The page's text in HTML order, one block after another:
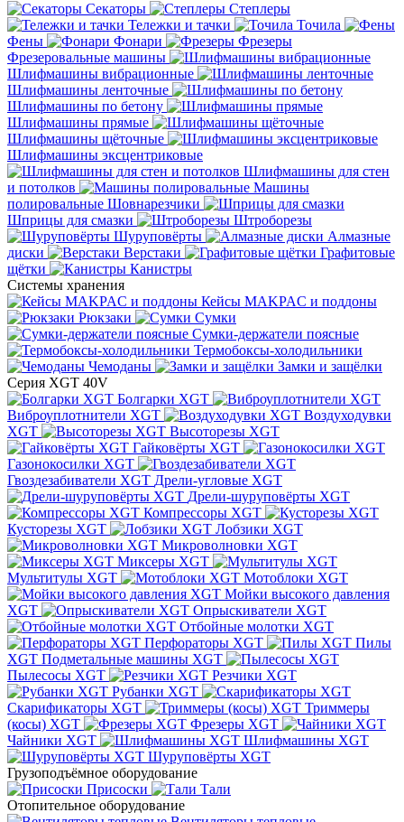
Секаторы
Степлеры
Тележки и тачки
Точила
Фены
Фонари
Фрезеры
Фрезеровальные машины
Шлифмашины вибрационные
Шлифмашины ленточные
Шлифмашины по бетону
Шлифмашины прямые
Шлифмашины щёточные
Шлифмашины эксцентриковые
Шлифмашины для стен
и потолков
Машины
полировальные Шовнарезчики
Шприцы для смазки
Штроборезы
Шуруповёрты
Алмазные
диски
Верстаки
Графитовые
щётки
Канистры
Системы хранения
Кейсы MAKPAC и поддоны
Рюкзаки
Сумки
Сумки-держатели поясные
Термобоксы-холодильники
Чемоданы
Замки и защёлки
Серия XGT 40V
Болгарки XGT
Виброуплотнители XGT
Воздуходувки
XGT
Высоторезы XGT
Гайковёрты XGT
Газонокосилки XGT
Гвоздезабиватели XGT Дрели-угловые XGT
Дрели-шуруповёрты XGT
Компрессоры XGT
Кусторезы XGT
Лобзики XGT
Микроволновки XGT
Миксеры XGT
Мультитулы XGT
Мотоблоки XGT
Мойки высокого давления
XGT
Опрыскиватели XGT
Отбойные молотки XGT
Перфораторы XGT
Пилы
XGT Подметальные машины XGT
Пылесосы XGT
Резчики XGT
Рубанки XGT
Скарификаторы XGT
Триммеры
(косы) XGT
Фрезеры XGT
Чайники XGT
Шлифмашины XGT
Шуруповёрты XGT
Грузоподъёмное оборудование
Присоски
Тали
Отопительное оборудование